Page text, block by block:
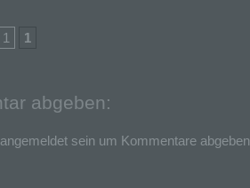
1
abgeben:
sein um Kommentare